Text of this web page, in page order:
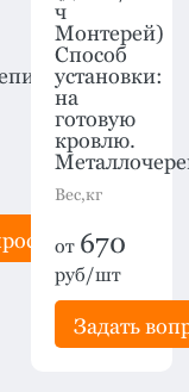
ч
Монтерей)
Способ
установки:
на
готовую
кровлю.
Вес,кг
от 670
руб/шт
Задать